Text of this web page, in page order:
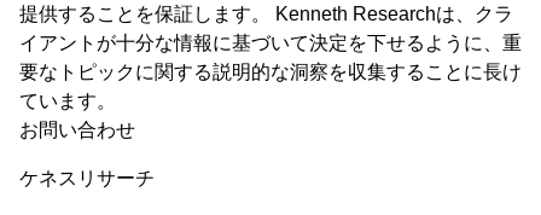
提供することを保証します。 Kenneth Researchは、クラ
イアントが十分な情報に基づいて決定を下せるように、重
要なトピックに関する説明的な洞察を収集することに長け
ています。
お問い合わせ
ケネスリサーチ